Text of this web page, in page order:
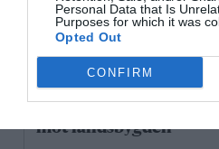
Personal Data that Is
Purposes for which it was
Opted Out
CONFIRM
06:00 NYHETER
Varg och björn utanför
8/8 KONSERVATIVA LEDARE
mot landsbygden